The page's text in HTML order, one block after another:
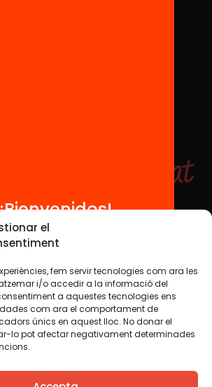
el
fem servir tecnologies com ara les
i/o accedir a la informació del
a aquestes tecnologies ens
com ara el comportament de
únics en aquest lloc. No donar el
lo pot afectar negativament determinades
FB IN
de cookies
debe compartirse. Por eso